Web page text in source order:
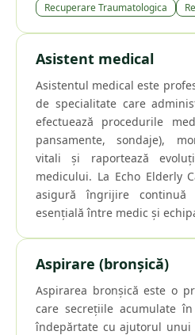
Recuperare Traumatologica
Asistent medical
Asistentul medical este
de specialitate care
efectuează procedurile
pansamente, sondaje),
vitali și raportează
medicului. La Echo Elderly
asigură îngrijire
esențială între medic și
Aspirare (bronșică)
Aspirarea bronșică este o
care secrețiile acumulate
îndepărtate cu ajutorul unui